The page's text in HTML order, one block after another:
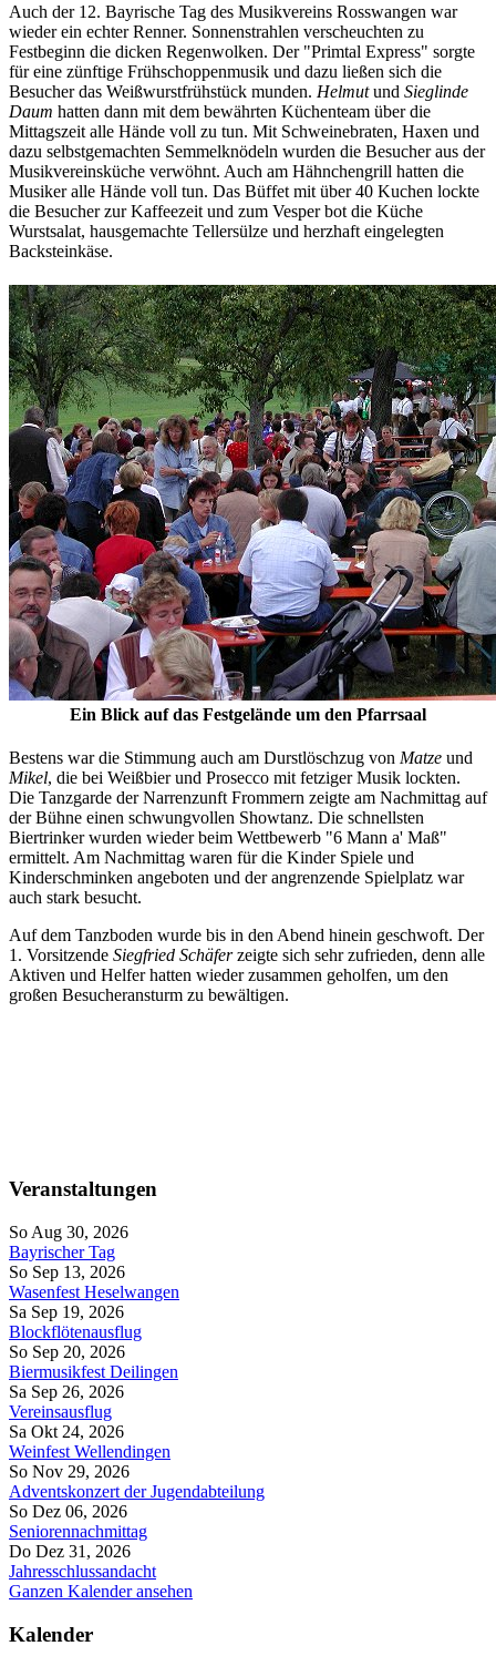
Auch der 12. Bayrische Tag des Musikvereins Rosswangen war
wieder ein echter Renner. Sonnenstrahlen verscheuchten zu
Festbeginn die dicken Regenwolken. Der "Primtal Express" sorgte
für eine zünftige Frühschoppenmusik und dazu ließen sich die
Besucher das Weißwurstfrühstück munden. Helmutund Sieglinde
Daum hatten dann mit dem bewährten Küchenteam über die
Mittagszeit alle Hände voll zu tun. Mit Schweinebraten, Haxen und
dazu selbstgemachten Semmelknödeln wurden die Besucher aus der
Musikvereinsküche verwöhnt. Auch am Hähnchengrill hatten die
Musiker alle Hände voll tun. Das Büffet mit über 40 Kuchen lockte
die Besucher zur Kaffeezeit und zum Vesper bot die Küche
Wurstsalat, hausgemachte Tellersülze und herzhaft eingelegten
Backsteinkäse.
Ein Blick auf das Festgelände um den Pfarrsaal
Bestens war die Stimmung auch am Durstlöschzug von Matze und
Mikel, die bei Weißbier und Prosecco mit fetziger Musik lockten.
Die Tanzgarde der Narrenzunft Frommern zeigte am Nachmittag auf
der Bühne einen schwungvollen Showtanz. Die schnellsten
Biertrinker wurden wieder beim Wettbewerb "6 Mann a' Maß"
ermittelt. Am Nachmittag waren für die Kinder Spiele und
Kinderschminken angeboten und der angrenzende Spielplatz war
auch stark besucht.
Auf dem Tanzboden wurde bis in den Abend hinein geschwoft. Der
1. Vorsitzende Siegfried Schäferzeigte sich sehr zufrieden, denn alle
Aktiven und Helfer hatten wieder zusammen geholfen, um den
großen Besucheransturm zu bewältigen.
Veranstaltungen
So Aug 30, 2026
Bayrischer Tag
So Sep 13, 2026
Wasenfest Heselwangen
Sa Sep 19, 2026
Blockflötenausflug
So Sep 20, 2026
Biermusikfest Deilingen
Sa Sep 26, 2026
Vereinsausflug
Sa Okt 24, 2026
Weinfest Wellendingen
So Nov 29, 2026
Adventskonzert der Jugendabteilung
So Dez 06, 2026
Seniorennachmittag
Do Dez 31, 2026
Jahresschlussandacht
Ganzen Kalender ansehen
Kalender